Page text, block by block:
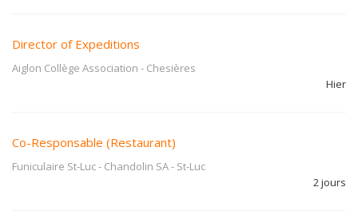
Director of Expeditions
Aiglon Collège Association - Chesières
Hier
Co-Responsable (Restaurant)
Funiculaire St-Luc - Chandolin SA- St-Luc
2 jours